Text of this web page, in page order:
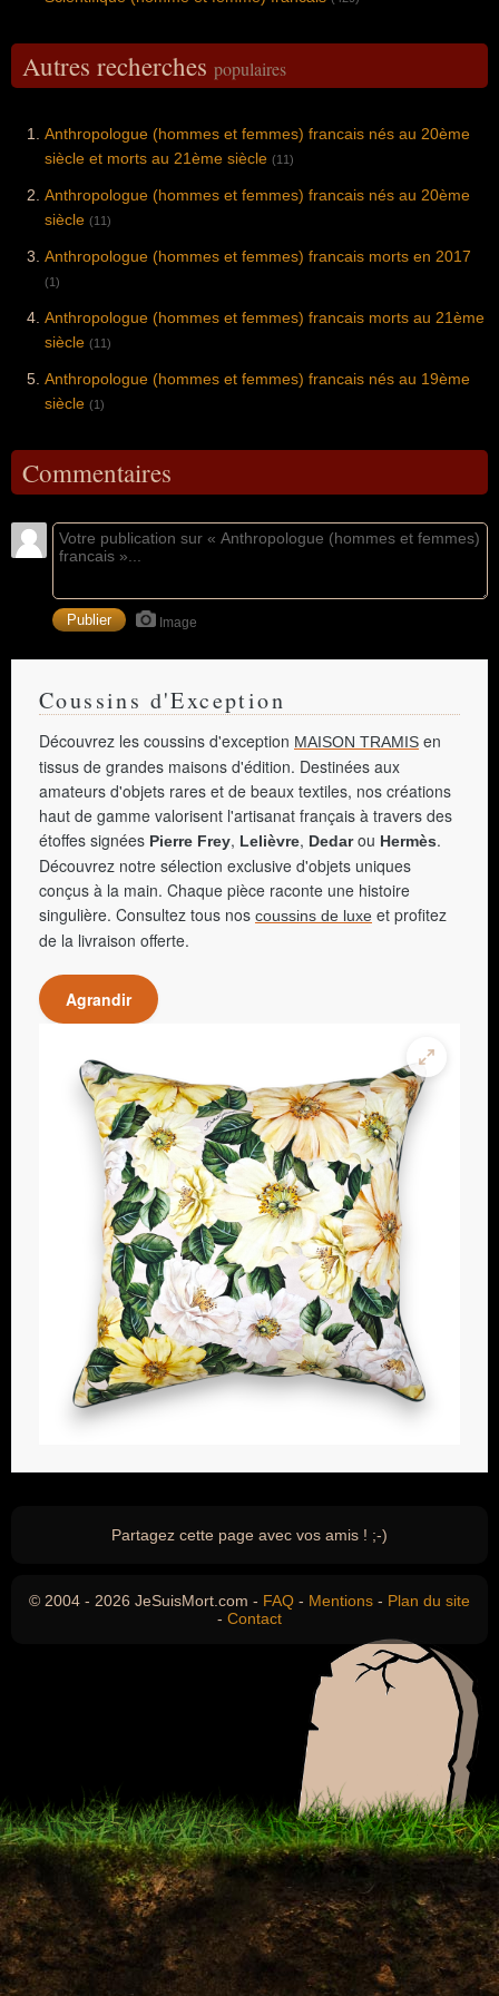
Autres recherches populaires
Anthropologue (hommes et femmes) francais nés au 20ème
siècle et morts au 21ème siècle (11)
Anthropologue (hommes et femmes) francais nés au 20ème
siècle (11)
Anthropologue (hommes et femmes) francais morts en 2017
(1)
Anthropologue (hommes et femmes) francais morts au 21ème
siècle (11)
Anthropologue (hommes et femmes) francais nés au 19ème
siècle (1)
Commentaires
Image
Coussins d'Exception
Découvrez les coussins d'exception MAISON TRAMIS en
tissus de grandes maisons d'édition. Destinées aux
amateurs d'objets rares et de beaux textiles, nos créations
haut de gamme valorisent l'artisanat français à travers des
étoffes signées Pierre Frey, Lelièvre, Dedarou Hermès.
Découvrez notre sélection exclusive d'objets uniques
conçus à la main. Chaque pièce raconte une histoire
singulière. Consultez tous nos coussins de luxe et profitez
de la livraison offerte.
Agrandir
Partagez cette page avec vos amis ! ;-)
© 2004 - 2026 JeSuisMort.com - FAQ - Mentions - Plan du site
- Contact